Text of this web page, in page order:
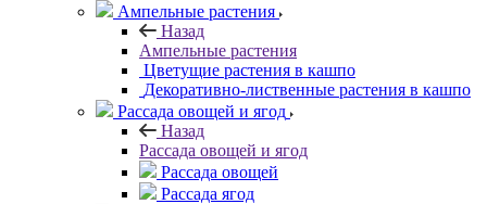
Ампельные растения
Назад
Ампельные растения
Цветущие растения в кашпо
Декоративно-лиственные растения в кашпо
Рассада овощей и ягод
Назад
Рассада овощей и ягод
Рассада овощей
Рассада ягод